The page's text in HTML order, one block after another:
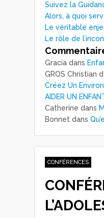
Suivez la
Alors, à quoi
Le véritable
Le rôle de
Gracia dans
GROS Christian
Créez Un
AIDER UN
Catherine dans
Bonnet dans
CONFÉRENCES